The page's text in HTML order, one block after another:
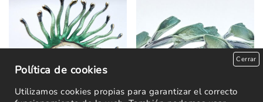
Cerrar
Política de cookies
Utilizamos cookies propias para garantizar el correcto